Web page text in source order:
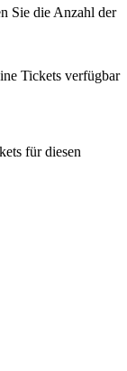
Sie die Anzahl der
Tickets verfügbar
für diesen